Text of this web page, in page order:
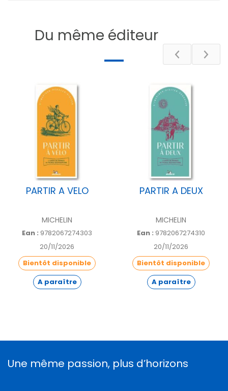
En seconde partie : 5 itinéraires hédonistes et
leurs carnets de curiosités
Prolongez le plaisir du récit et la visite de Turin
en partant explorer la région Nord-Ouest.
de curiosités, une sélection de points dintérêts,
dadresses, de sites emblématiques comme de
lieux plus secrets.
Du même éditeur
PARTIR A VELO
MICHELIN
Ean : 9782067274303
20/11/2026
Bientôt disponible
A paraître
PARTIR A DEUX
MICHELIN
Ean : 9782067274310
20/11/2026
Bientôt disponible
A paraître
Une même passion, plus d’horizons